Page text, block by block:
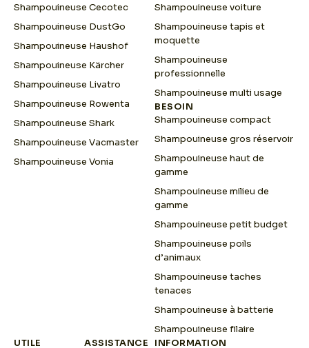
Shampouineuse Cecotec
Shampouineuse DustGo
Shampouineuse Haushof
Shampouineuse Kärcher
Shampouineuse Livatro
Shampouineuse Rowenta
Shampouineuse Shark
Shampouineuse Vacmaster
Shampouineuse Vonia
Shampouineuse voiture
Shampouineuse tapis et
moquette
Shampouineuse
professionnelle
Shampouineuse multi usage
BESOIN
Shampouineuse compact
Shampouineuse gros réservoir
Shampouineuse haut de
gamme
Shampouineuse milieu de
gamme
Shampouineuse petit budget
Shampouineuse poils
d’animaux
Shampouineuse taches
tenaces
Shampouineuse à batterie
Shampouineuse filaire
UTILE
ASSISTANCE INFORMATION